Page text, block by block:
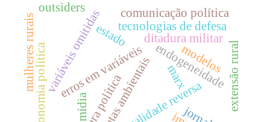
ditadura militar
lutas ambientaisendogeneidade
causalidade reversa
erros em variáveis
variáveis omitidas
economia política
tecnologias de defesa
marx
estado
mulheres rurais extensão rural
mídia
comunicação política
outsiders
modelos